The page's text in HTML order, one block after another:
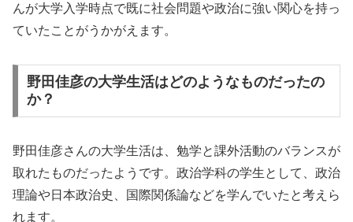
んが大学入学時点で既に社会問題や政治に強い関心を持っ
ていたことがうかがえます。
野田佳彦の大学生活はどのようなものだったの
か？
野田佳彦さんの大学生活は、勉学と課外活動のバランスが
取れたものだったようです。政治学科の学生として、政治
理論や日本政治史、国際関係論などを学んでいたと考えら
れます。